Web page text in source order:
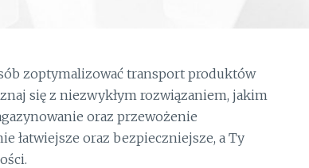
zoptymalizować transport produktów
się z niezwykłym rozwiązaniem, jakim
oraz przewożenie
łatwiejsze oraz bezpieczniejsze, a Ty